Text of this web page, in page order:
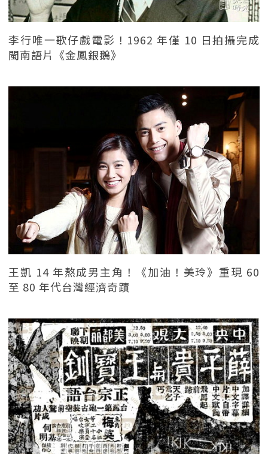
李行唯一歌仔戲電影！1962 年僅 10 日拍攝完成
閩南語片《金鳳銀鵝》
王凱 14 年熬成男主角！《加油！美玲》重現 60
至 80 年代台灣經濟奇蹟